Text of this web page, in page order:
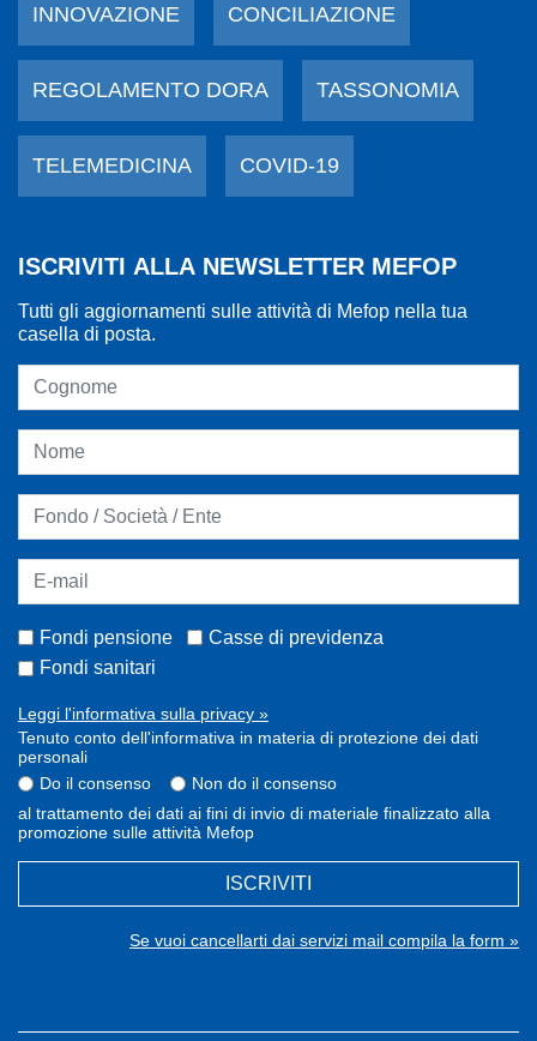
INNOVAZIONE CONCILIAZIONE
REGOLAMENTO DORA TASSONOMIA
TELEMEDICINA COVID-19
ISCRIVITI ALLA NEWSLETTER MEFOP
Tutti gli aggiornamenti sulle attività di Mefop nella tua
casella di posta.
Fondi pensione
Casse di previdenza
Fondi sanitari
Leggi l'informativa sulla privacy »
Tenuto conto dell'informativa in materia di protezione dei dati
personali
Do il consenso
Non do il consenso
al trattamento dei dati ai fini di invio di materiale finalizzato alla
promozione sulle attività Mefop
ISCRIVITI
Se vuoi cancellarti dai servizi mail compila la form »